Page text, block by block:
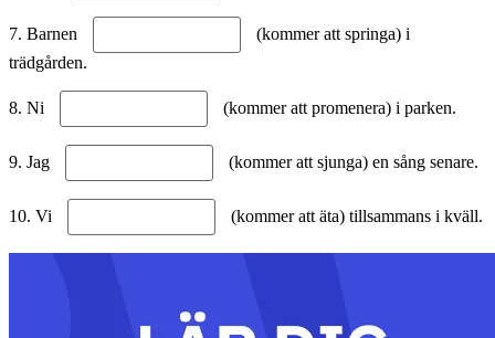
7. Barnen
(kommer att springa) i
trädgården.
8. Ni (kommer att promenera) i parken.
9. Jag (kommer att sjunga) en sång senare.
10. Vi (kommer att äta) tillsammans i kväll.